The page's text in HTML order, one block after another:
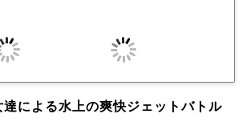
達による水上の爽快ジェットバトル